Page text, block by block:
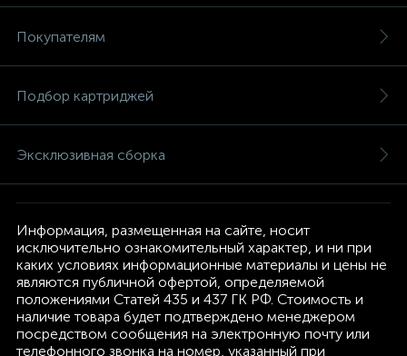
Покупателям
Подбор картриджей
Эксклюзивная сборка
Информация, размещенная на сайте, носит
исключительно ознакомительный характер, и ни при
каких условиях информационные материалы и цены не
являются публичной офертой, определяемой
положениями Статей 435 и 437 ГК РФ. Стоимость и
наличие товара будет подтверждено менеджером
посредством сообщения на электронную почту или
телефонного звонка на номер, указанный при